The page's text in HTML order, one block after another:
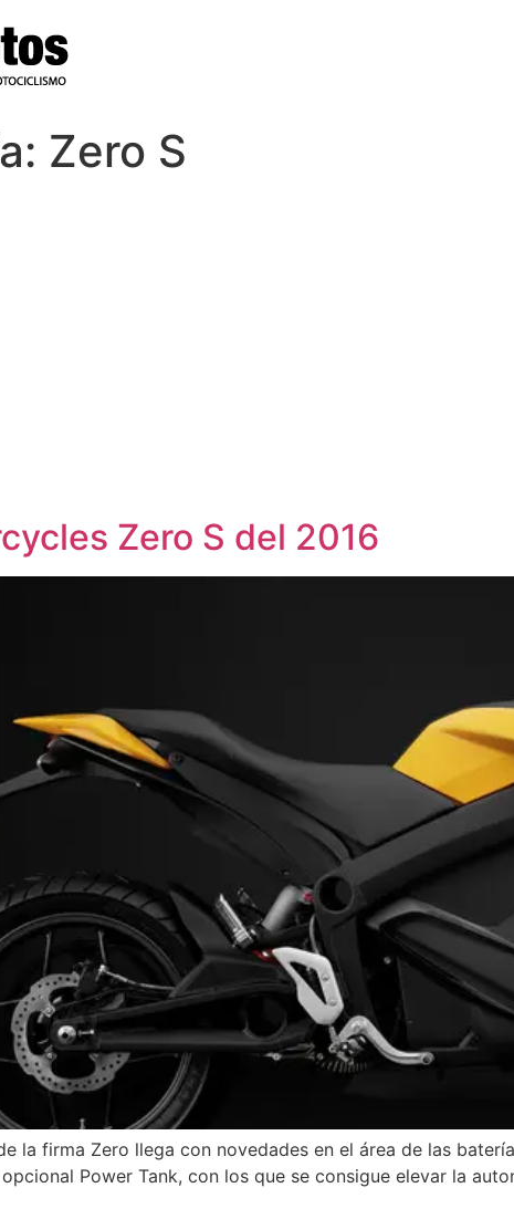
Zero S
Zero S del 2016
la firma Zero llega con novedades en el área de las
Power Tank, con los que se consigue elevar la